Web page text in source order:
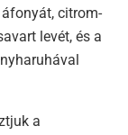
citrom-
levét, és a
a